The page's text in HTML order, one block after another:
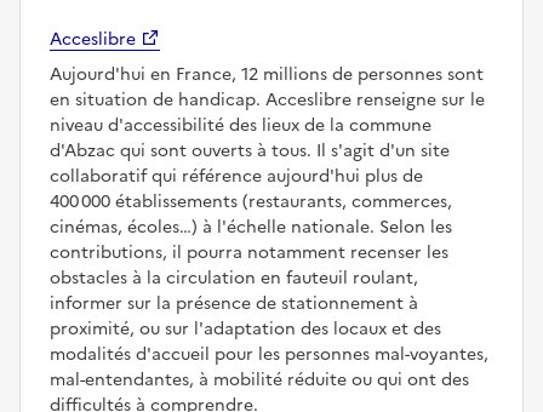
Acceslibre
Aujourd'hui en France, 12 millions de personnes sont
en situation de handicap. Acceslibre renseigne sur le
niveau d'accessibilité des lieux de la commune
d'Abzac qui sont ouverts à tous. Il s'agit d'un site
collaboratif qui référence aujourd'hui plus de
400 000 établissements (restaurants, commerces,
cinémas, écoles…) à l'échelle nationale. Selon les
contributions, il pourra notamment recenser les
obstacles à la circulation en fauteuil roulant,
informer sur la présence de stationnement à
proximité, ou sur l'adaptation des locaux et des
modalités d'accueil pour les personnes mal-voyantes,
mal-entendantes, à mobilité réduite ou qui ont des
difficultés à comprendre.